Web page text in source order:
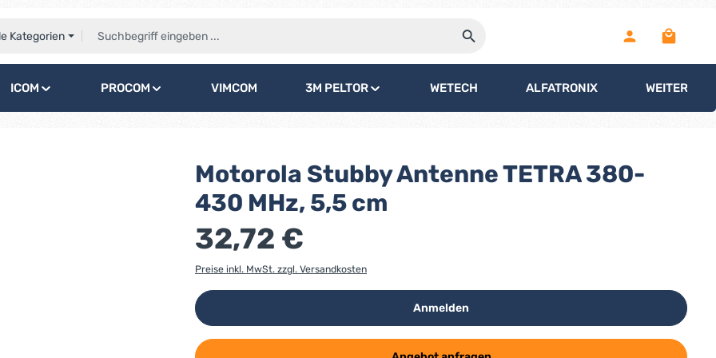
Kategorien
ICOM PROCOM VIMCOM 3M PELTOR WETECH ALFATRONIX WEITERE
Motorola Stubby Antenne TETRA 380-
430 MHz, 5,5 cm
32,72 €
Preise inkl. MwSt. zzgl. Versandkosten
Anmelden